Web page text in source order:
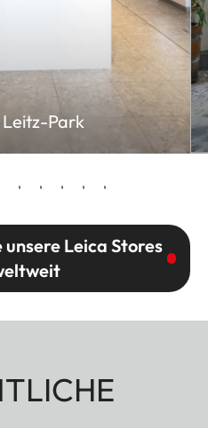
Park
unsere Leica Stores